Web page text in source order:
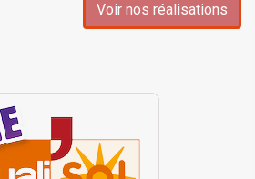
Voir nos réalisations